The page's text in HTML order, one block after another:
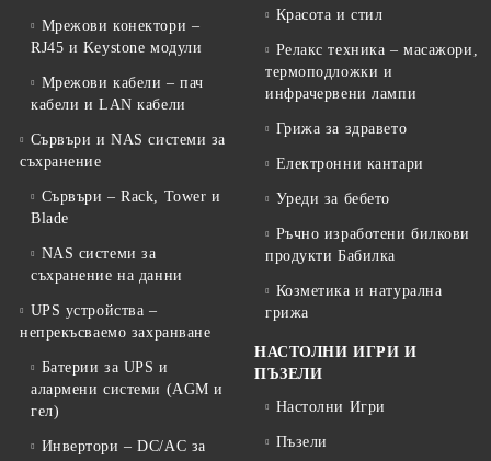
Мрежови конектори –
RJ45 и Keystone модули
Мрежови кабели – пач
кабели и LAN кабели
Сървъри и NAS системи за
съхранение
Сървъри – Rack, Tower и
Blade
NAS системи за
съхранение на данни
UPS устройства –
непрекъсваемо захранване
Батерии за UPS и
алармени системи (AGM и
гел)
Инвертори – DC/AC за
Красота и стил
Релакс техника – масажори,
термоподложки и
инфрачервени лампи
Грижа за здравето
Електронни кантари
Уреди за бебето
Ръчно изработени билкови
продукти Бабилка
Козметика и натурална
грижа
НАСТОЛНИ ИГРИ И
ПЪЗЕЛИ
Настолни Игри
Пъзели